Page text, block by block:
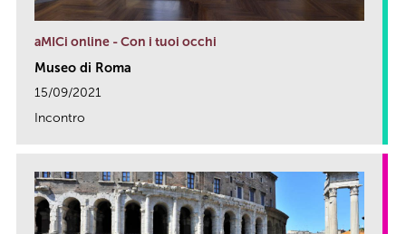
aMICi online - Con i tuoi occhi
Museo di Roma
15/09/2021
Incontro